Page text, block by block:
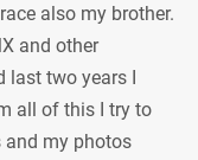
also my brother.
and other
last two years I
all of this I try to
and my photos